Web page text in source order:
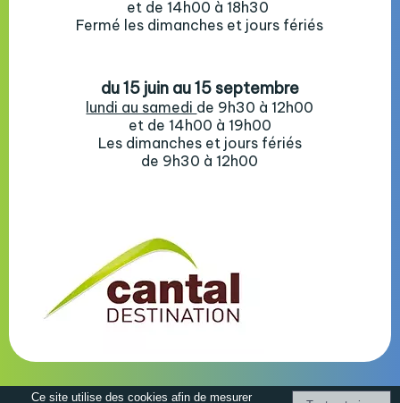
et de 14h00 à 18h30
Fermé les dimanches et jours fériés
du 15 juin au 15 septembre
lundi au samedi de 9h30 à 12h00
et de 14h00 à 19h00
Les dimanches et jours fériés
de 9h30 à 12h00
Mentions Légales
Ce site utilise des cookies afin de mesurer